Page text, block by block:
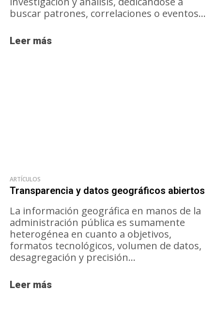
buscar patrones, correlaciones o eventos...
Leer más
ARTÍCULOS
Transparencia y datos geográficos abiertos
La información geográfica en manos de la
administración pública es sumamente
heterogénea en cuanto a objetivos,
formatos tecnológicos, volumen de datos,
desagregación y precisión...
Leer más